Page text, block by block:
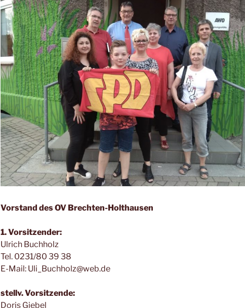
Vorstand des OV Brechten-Holthausen
1. Vorsitzender:
Ulrich Buchholz
Tel. 0231/80 39 38
E-Mail: Uli_Buchholz@web.de
stellv. Vorsitzende:
Doris Giebel